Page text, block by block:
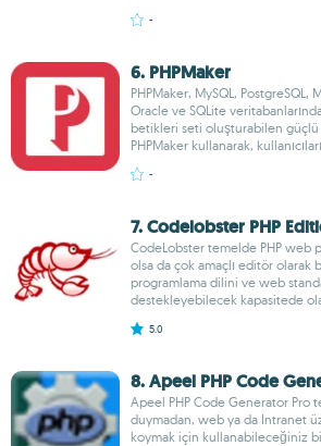
-
6. PHPMaker
PHPMaker, MySQL, PostgreSQL,
Oracle ve SQLite
betikleri seti oluşturabilen güçlü
PHPMaker kullanarak,
-
7. Codelobster PHP
CodeLobster temelde PHP web
olsa da çok amaçlı editör olarak
programlama dilini ve web
destekleyebilecek kapasitede
5.0
8. Apeel PHP Code
Apeel PHP Code Generator Pro
duymadan, web ya da Intranet
koymak için kullanabileceğiniz